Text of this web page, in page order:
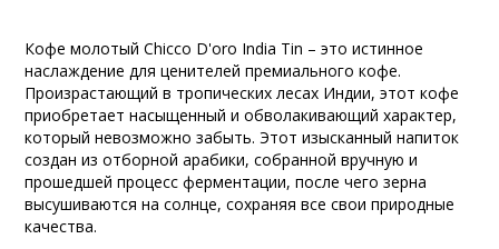
Кофе молотый Chicco D'oro India Tin – это истинное
наслаждение для ценителей премиального кофе.
Произрастающий в тропических лесах Индии, этот кофе
приобретает насыщенный и обволакивающий характер,
который невозможно забыть. Этот изысканный напиток
создан из отборной арабики, собранной вручную и
прошедшей процесс ферментации, после чего зерна
высушиваются на солнце, сохраняя все свои природные
качества.